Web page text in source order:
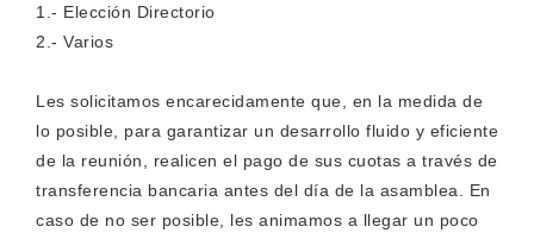
1.- Elección Directorio
2.- Varios
Les solicitamos encarecidamente que, en la medida de
lo posible, para garantizar un desarrollo fluido y eficiente
de la reunión, realicen el pago de sus cuotas a través de
transferencia bancaria antes del día de la asamblea. En
caso de no ser posible, les animamos a llegar un poco